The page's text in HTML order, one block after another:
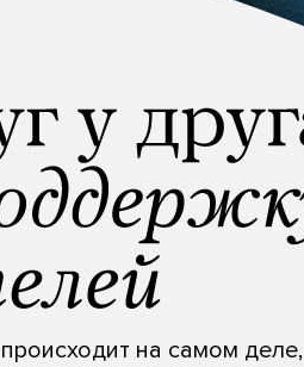
на самом деле,